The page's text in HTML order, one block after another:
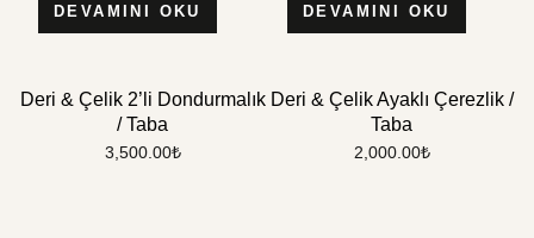
DEVAMINI OKU
Deri & Çelik 2’li Dondurmalık
/ Taba
3,500.00₺
DEVAMINI OKU
Deri & Çelik Ayaklı Çerezlik /
Taba
2,000.00₺